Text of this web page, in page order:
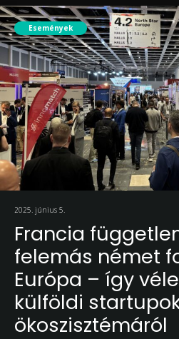
Események
2025. június 5.
Francia
felemás német
Európa – így
külföldi
ökoszisztémáról